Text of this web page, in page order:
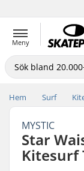
Meny
Hem Surf
MYSTIC
Star
Kitesurf